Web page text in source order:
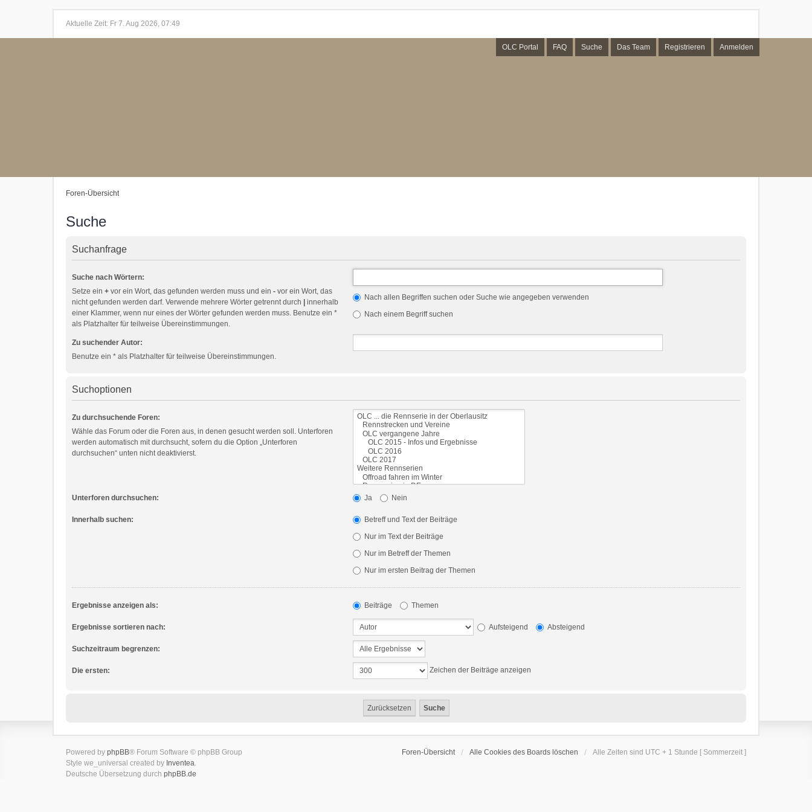
Aktuelle Zeit: Fr 7. Aug 2026, 07:49
OLC Portal FAQ Suche Das Team Registrieren Anmelden
Foren-Übersicht
Suche
Suchanfrage
Suche nach Wörtern:
Setze ein + vor ein Wort, das gefunden werden muss und ein - vor ein Wort, das
nicht gefunden werden darf. Verwende mehrere Wörter getrennt durch
innerhalb
einer Klammer, wenn nur eines der Wörter gefunden werden muss. Benutze ein *
als Platzhalter für teilweise Übereinstimmungen.
Nach allen Begriffen suchen oder Suche wie angegeben verwenden
Nach einem Begriff suchen
Zu suchender Autor:
Benutze ein * als Platzhalter für teilweise Übereinstimmungen.
Suchoptionen
Zu durchsuchende Foren:
Wähle das Forum oder die Foren aus, in denen gesucht werden soll. Unterforen
werden automatisch mit durchsucht, sofern du die Option „Unterforen
durchsuchen“ unten nicht deaktivierst.
Unterforen durchsuchen: Ja Nein
Innerhalb suchen:
Betreff und Text der Beiträge
Nur im Text der Beiträge
Nur im Betreff der Themen
Nur im ersten Beitrag der Themen
Ergebnisse anzeigen als: Beiträge Themen
Ergebnisse sortieren nach: Aufsteigend Absteigend
Suchzeitraum begrenzen:
Die ersten: Zeichen der Beiträge anzeigen
Foren-Übersicht Alle Cookies des Boards löschen Alle Zeiten sind UTC + 1 Stunde [ Sommerzeit ]
Powered by phpBB® Forum Software © phpBB Group
Style we_universal created by Inventea.
Deutsche Übersetzung durch phpBB.de